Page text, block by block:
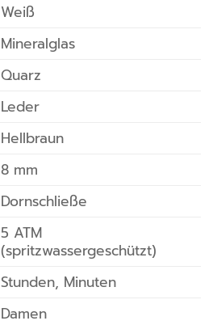
Weiß
Mineralglas
Quarz
Leder
Hellbraun
8 mm
Dornschließe
5 ATM
(spritzwassergeschützt)
Stunden, Minuten
Damen